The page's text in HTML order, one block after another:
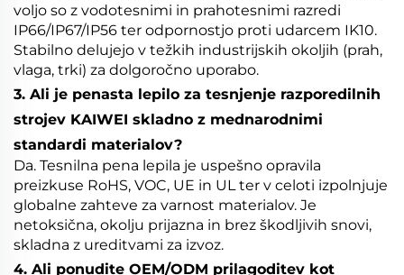
voljo so z vodotesnimi in prahotesnimi razredi
IP66/IP67/IP56 ter odpornostjo proti udarcem IK10.
Stabilno delujejo v težkih industrijskih okoljih (prah,
vlaga, trki) za dolgoročno uporabo.
3. Ali je penasta lepilo za tesnjenje razporedilnih
strojev KAIWEI skladno z mednarodnimi
standardi materialov?
Da. Tesnilna pena lepila je uspešno opravila
preizkuse RoHS, VOC, UE in UL ter v celoti izpolnjuje
globalne zahteve za varnost materialov. Je
netoksična, okolju prijazna in brez škodljivih snovi,
skladna z ureditvami za izvoz.
4. Ali ponudite OEM/ODM prilagoditev kot